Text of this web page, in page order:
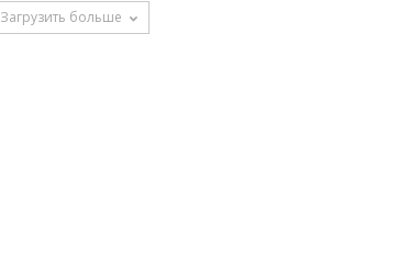
Загрузить больше